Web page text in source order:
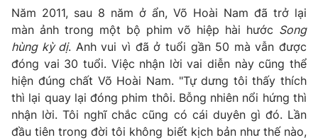
Năm 2011, sau 8 năm ở ẩn, Võ Hoài Nam đã trở lại
màn ảnh trong một bộ phim võ hiệp hài hước Song
hùng kỳ dị. Anh vui vì đã ở tuổi gần 50 mà vẫn được
đóng vai 30 tuổi. Việc nhận lời vai diễn này cũng thể
hiện đúng chất Võ Hoài Nam. "Tự dưng tôi thấy thích
thì lại quay lại đóng phim thôi. Bỗng nhiên nổi hứng thì
nhận lời. Tôi nghĩ chắc cũng có cái duyên gì đó. Lần
đầu tiên trong đời tôi không biết kịch bản như thế nào,